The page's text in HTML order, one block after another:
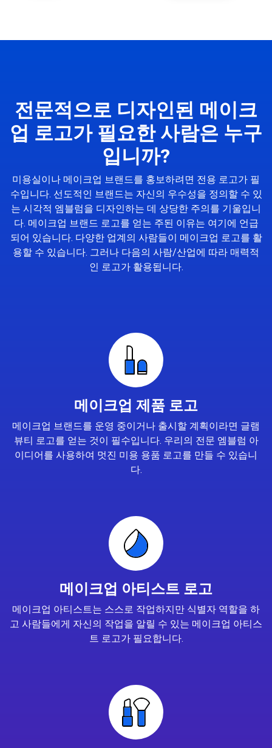
전문적으로 디자인된 메이크
업 로고가 필요한 사람은 누구
입니까?
미용실이나 메이크업 브랜드를 홍보하려면 전용 로고가 필
수입니다. 선도적인 브랜드는 자신의 우수성을 정의할 수 있
는 시각적 엠블럼을 디자인하는 데 상당한 주의를 기울입니
다. 메이크업 브랜드 로고를 얻는 주된 이유는 여기에 언급
되어 있습니다. 다양한 업계의 사람들이 메이크업 로고를 활
용할 수 있습니다. 그러나 다음의 사람/산업에 따라 매력적
인 로고가 활용됩니다.
메이크업 제품 로고
메이크업 브랜드를 운영 중이거나 출시할 계획이라면 글램
뷰티 로고를 얻는 것이 필수입니다. 우리의 전문 엠블럼 아
이디어를 사용하여 멋진 미용 용품 로고를 만들 수 있습니
다.
메이크업 아티스트 로고
메이크업 아티스트는 스스로 작업하지만 식별자 역할을 하
고 사람들에게 자신의 작업을 알릴 수 있는 메이크업 아티스
트 로고가 필요합니다.